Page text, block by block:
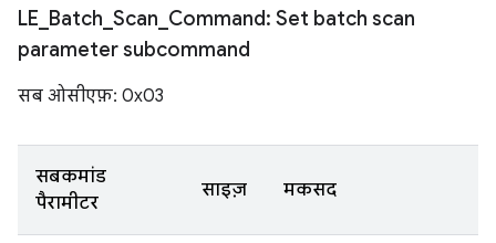
LE Batch Scan Command: Set batch scan
parameter subcommand
सब ओसीएफ़: 0x03
सबकमांड
पैरामीटर
साइज़ मकसद